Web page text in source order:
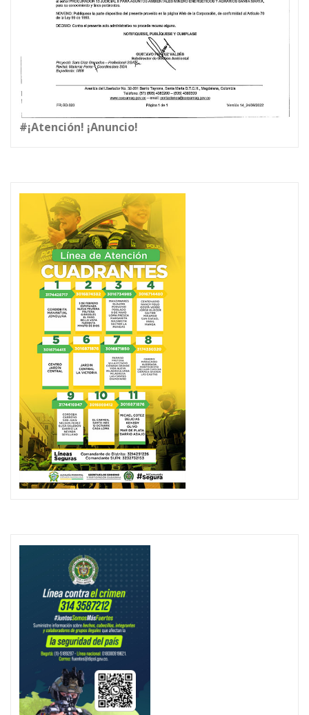
#¡Atención! ¡Anuncio!